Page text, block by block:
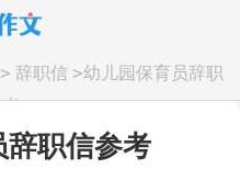
> 辞职信 >幼儿园保育员辞职
考
职信参考